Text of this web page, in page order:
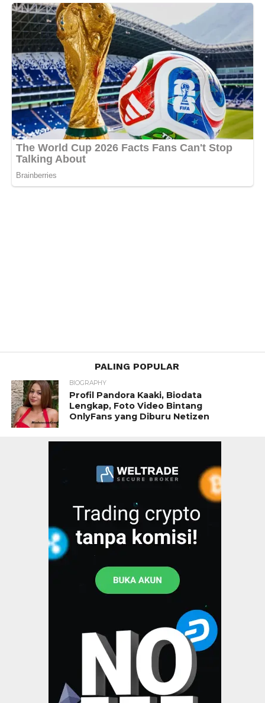
PALING POPULAR
BIOGRAPHY
Profil Pandora Kaaki, Biodata
Lengkap, Foto Video Bintang
OnlyFans yang Diburu Netizen